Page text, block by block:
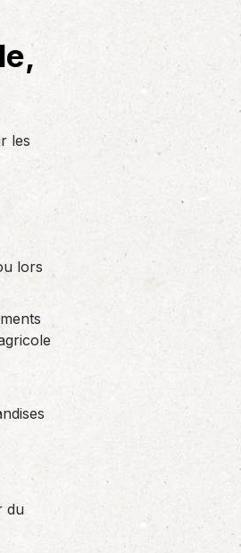
renforcer l’autonomie
dans la tenue de leur
les
lors
du